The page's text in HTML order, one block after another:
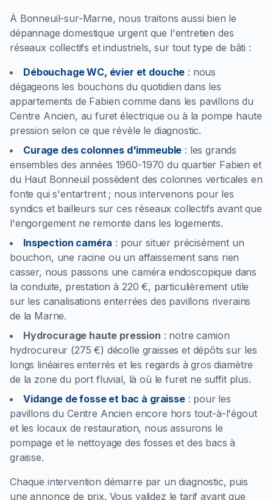
À Bonneuil-sur-Marne, nous traitons aussi bien le
dépannage domestique urgent que l'entretien des
réseaux collectifs et industriels, sur tout type de bâti :
Débouchage WC, évier et douche : nous
dégageons les bouchons du quotidien dans les
appartements de Fabien comme dans les pavillons du
Centre Ancien, au furet électrique ou à la pompe haute
pression selon ce que révèle le diagnostic.
Curage des colonnes d'immeuble : les grands
ensembles des années 1960-1970 du quartier Fabien et
du Haut Bonneuil possèdent des colonnes verticales en
fonte qui s'entartrent ; nous intervenons pour les
syndics et bailleurs sur ces réseaux collectifs avant que
l'engorgement ne remonte dans les logements.
Inspection caméra : pour situer précisément un
bouchon, une racine ou un affaissement sans rien
casser, nous passons une caméra endoscopique dans
la conduite, prestation à 220 €, particulièrement utile
sur les canalisations enterrées des pavillons riverains
de la Marne.
Hydrocurage haute pression : notre camion
hydrocureur (275 €) décolle graisses et dépôts sur les
longs linéaires enterrés et les regards à gros diamètre
de la zone du port fluvial, là où le furet ne suffit plus.
Vidange de fosse et bac à graisse: pour les
pavillons du Centre Ancien encore hors tout-à-l'égout
et les locaux de restauration, nous assurons le
pompage et le nettoyage des fosses et des bacs à
graisse.
Chaque intervention démarre par un diagnostic, puis
une annonce de prix. Vous validez le tarif avant que